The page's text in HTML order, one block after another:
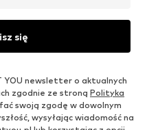
się
YOU newsletter o aktualnych
zgodnie ze stroną Polityka
swoją zgodę w dowolnym
wysyłając wiadomość na